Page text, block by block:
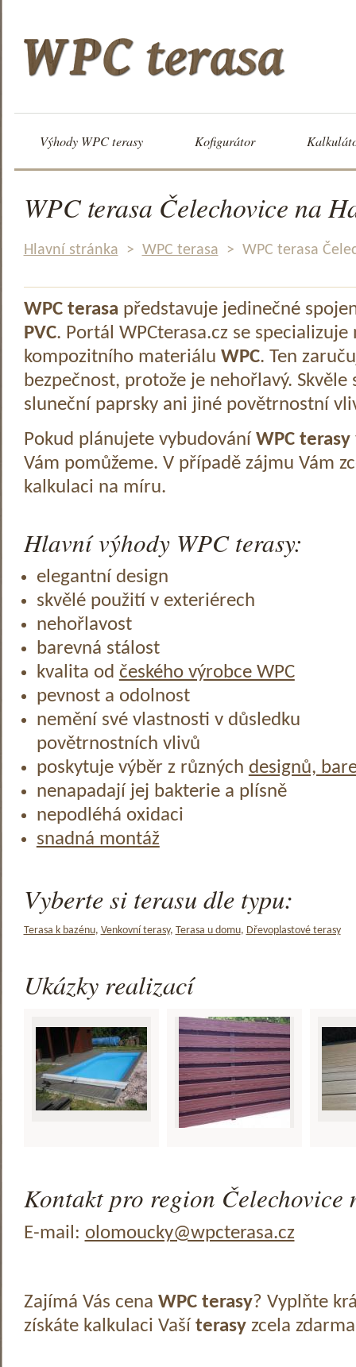
Výhody WPC terasy Kofigurátor
WPC terasa Čelechovice na
Hlavní stránka > WPC terasa > WPC terasa
WPC terasa představuje jedinečné
PVC. Portál WPCterasa.cz se specializuje
kompozitního materiálu WPC. Ten
bezpečnost, protože je nehořlavý.
sluneční paprsky ani jiné povětrnostní
Pokud plánujete vybudování WPC terasy
Vám pomůžeme. V případě zájmu Vám
kalkulaci na míru.
Hlavní výhody WPC terasy:
elegantní design
skvělé použití v exteriérech
nehořlavost
barevná stálost
kvalita od českého výrobce WPC
pevnost a odolnost
nemění své vlastnosti v důsledku
povětrnostních vlivů
poskytuje výběr z různých designů,
nenapadají jej bakterie a plísně
nepodléhá oxidaci
snadná montáž
Vyberte si terasu dle typu:
Terasa k bazénu, Venkovní terasy, Terasa u domu, Dřevoplastové terasy
Ukázky realizací
Kontakt pro region
E-mail: olomoucky@wpcterasa.cz
Zajímá Vás cena WPC terasy? Vyplňte
získáte kalkulaci Vaší terasyzcela